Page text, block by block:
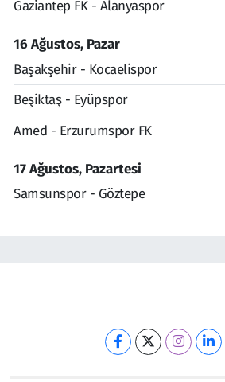
Gaziantep FK - Alanyaspor
16 Ağustos, Pazar
Başakşehir - Kocaelispor
Beşiktaş - Eyüpspor
Amed - Erzurumspor FK
17 Ağustos, Pazartesi
Samsunspor - Göztepe